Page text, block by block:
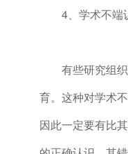
4、学术不端
有些研究组
育。这种对学术
因此一定要有比